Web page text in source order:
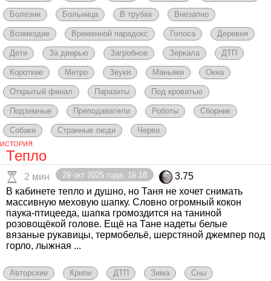
Болезни Больница В трубах Внезапно
Возмездие Временной парадокс Голоса Деревня
Дети За дверью Загробное Зеркала ДТП
Короткие Метро Звуки Маньяки Окна
Открытый финал Паразиты Под кроватью
Подземные Преподаватели Роботы Сборник
Собаки Странные люди Черви
ИСТОРИЯ
Тепло
2 мин 29 окт 2025 года, 16:18
3.75
В кабинете тепло и душно, но Таня не хочет снимать
массивную меховую шапку. Словно огромный кокон
паука-птицееда, шапка громоздится на таниной
розовощёкой голове. Ещё на Тане надеты белые
вязаные рукавицы, термобельё, шерстяной джемпер под
горло, лыжная ...
Авторские Крипи ДТП Зима Сны